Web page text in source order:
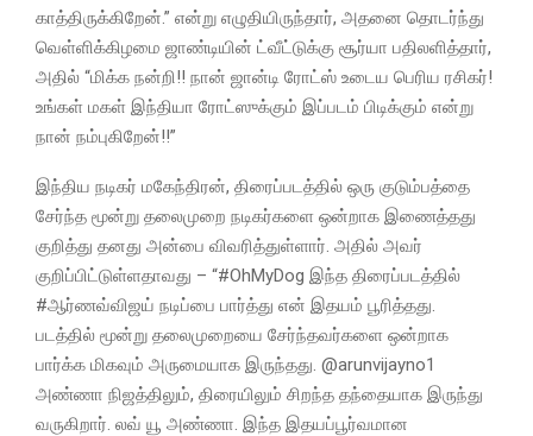
காத்திருக்கிறேன்.” என்று எழுதியிருந்தார், அதனை தொடர்ந்து
வெள்ளிக்கிழமை ஜாண்டியின் ட்வீட்டுக்கு சூர்யா பதிலளித்தார்,
அதில் “மிக்க நன்றி!! நான் ஜான்டி ரோட்ஸ் உடைய பெரிய ரசிகர்!
உங்கள் மகள் இந்தியா ரோட்ஸுக்கும் இப்படம் பிடிக்கும் என்று
நான் நம்புகிறேன்!!”
இந்திய நடிகர் மகேந்திரன், திரைப்படத்தில் ஒரு குடும்பத்தை
சேர்ந்த மூன்று தலைமுறை நடிகர்களை ஒன்றாக இணைத்தது
குறித்து தனது அன்பை விவரித்துள்ளார். அதில் அவர்
குறிப்பிட்டுள்ளதாவது – “#OhMyDog இந்த திரைப்படத்தில்
#ஆர்ணவ்விஜய் நடிப்பை பார்த்து என் இதயம் பூரித்தது.
படத்தில் மூன்று தலைமுறையை சேர்ந்தவர்களை ஒன்றாக
பார்க்க மிகவும் அருமையாக இருந்தது. @arunvijayno1
அண்ணா நிஜத்திலும், திரையிலும் சிறந்த தந்தையாக இருந்து
வருகிறார். லவ் யூ அண்ணா. இந்த இதயப்பூர்வமான